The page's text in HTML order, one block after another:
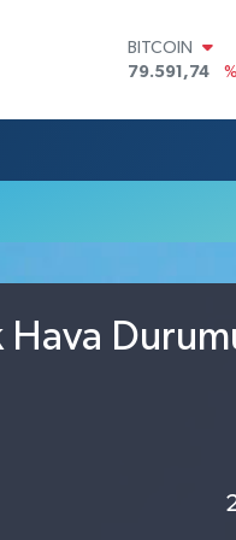
BITCOIN
79.591,74
45,43620
BİST100
Hava